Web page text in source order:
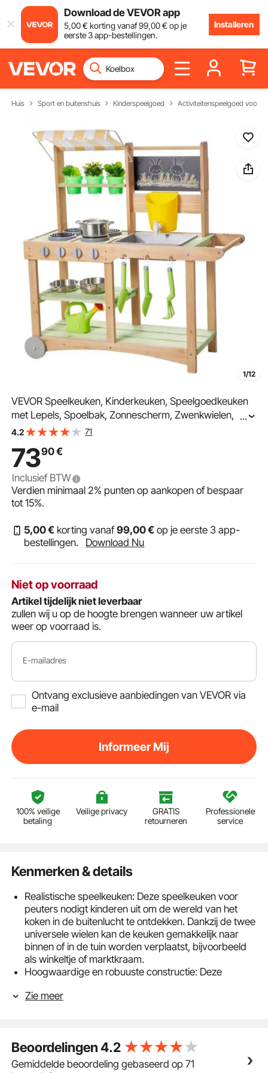
Download de VEVOR app
5,00€ korting vanaf99,00€ op je
eerste 3 app-bestellingen.
Installeren
Huis Sport en buitenshuis Kinderspeelgoed Activiteitenspeelgoed voor
1/12
VEVOR Speelkeuken, Kinderkeuken, Speelgoedkeuken
met Lepels, Spoelbak, Zonnescherm, Zwenkwielen,
Kookgerei & Accessoires, Houten Keuken, Ideaal voor
...
4.2 71
7390€
Inclusief BTW
Verdien minimaal2% punten op aankopen of bespaar
tot15%.
5,00€ korting vanaf99,00€ op je eerste 3 app-
bestellingen.
Download Nu
Niet op voorraad
Artikel tijdelijk niet leverbaar
zullen wij u op de hoogte brengen wanneer uw artikel
weer op voorraad is.
E-mailadres
Ontvang exclusieve aanbiedingen van VEVOR via
e-mail
Informeer Mij
100% veilige
betaling
Veilige privacy
GRATIS
retourneren
Professionele
service
Kenmerken & details
Realistische speelkeuken: Deze speelkeuken voor
peuters nodigt kinderen uit om de wereld van het
koken in de buitenlucht te ontdekken. Dankzij de twee
universele wielen kan de keuken gemakkelijk naar
binnen of in de tuin worden verplaatst, bijvoorbeeld
als winkeltje of marktkraam.
Hoogwaardige en robuuste constructie: Deze
cederhout en is corrosiebestendig, scheurvast en zal
jaar.
Veelzijdige speelruimte: Deze buitenkeuken voor
Zie meer
Beoordelingen4.2
Gemiddelde beoordeling gebaseerd op 71